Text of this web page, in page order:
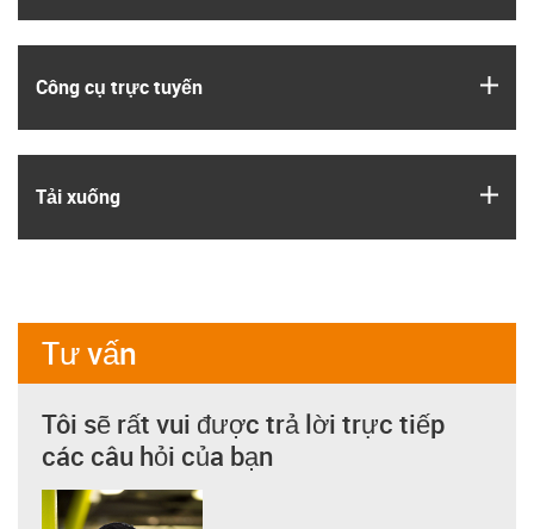
Công cụ trực tuyến
Tải xuống
Tư vấn
Tôi sẽ rất vui được trả lời trực tiếp
các câu hỏi của bạn